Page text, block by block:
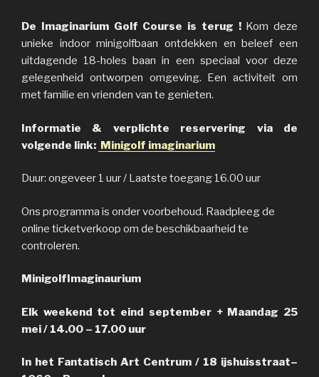
De Imaginarium Golf Course is terug ! Kom deze
unieke indoor minigolfbaan ontdekken en beleef een
uitdagende 18-holes baan in een speciaal voor deze
gelegenheid ontworpen omgeving. Een activiteit om
met familie en vrienden van te genieten.
Informatie & verplichte reservering via de
volgende link: Minigolf imaginarium
Duur: ongeveer 1 uur / Laatste toegang 16.00 uur
Ons programma is onder voorbehoud. Raadpleeg de
online ticketverkoop om de beschikbaarheid te
controleren.
MinigolfImaginaurium
Elk weekend tot eind september + Maandag 25
mei / 14.00 – 17.00 uur
In het Fantatisch Art Centrum / 18 ijshuisstraat–